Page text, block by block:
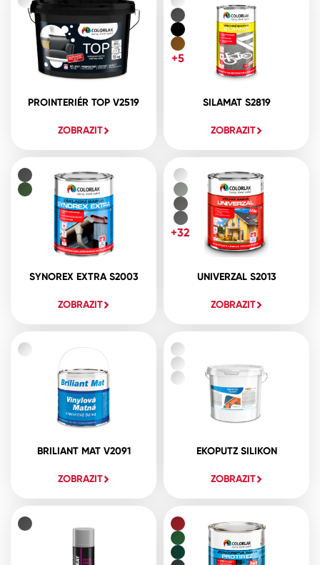
PROINTERIÉR TOP V2519
ZOBRAZIT
SILAMAT S2819
ZOBRAZIT
+5
SYNOREX EXTRA S2003
ZOBRAZIT
UNIVERZAL S2013
ZOBRAZIT
+32
BRILIANT MAT V2091
ZOBRAZIT
EKOPUTZ SILIKON
ZOBRAZIT